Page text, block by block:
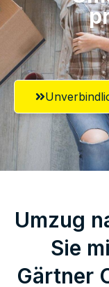
Umzug
Sie
Gärtner